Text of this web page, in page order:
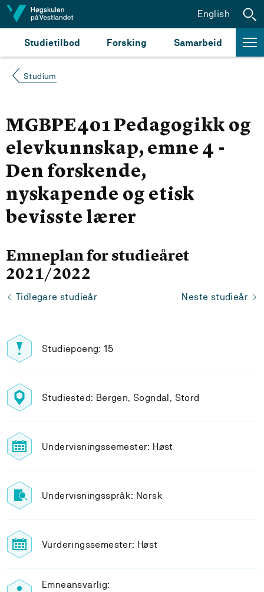
Hopp til innhald
Studietilbod Forsking Samarbeid
English
Studium
MGBPE401 Pedagogikk og
elevkunnskap, emne 4 -
Den forskende,
nyskapende og etisk
bevisste lærer
Emneplan for studieåret
2021/2022
Tidlegare studieår Neste studieår
Studiepoeng: 15
Studiested: Bergen, Sogndal, Stord
Undervisningssemester: Høst
Undervisningsspråk: Norsk
Vurderingssemester: Høst
Emneansvarlig: